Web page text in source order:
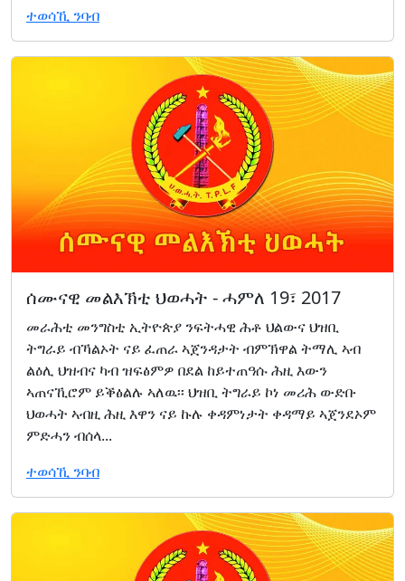
ተወሳኺ ንባብ
ሰሙናዊ መልእኽቲ ህወሓት - ሓምለ 19፣ 2017
መራሕቲ መንግስቲ ኢትዮጵያ ንፍትሓዊ ሕቶ ህልውና ህዝቢ
ትግራይ ብኻልኦት ናይ ፈጠራ ኣጀንዳታት ብምኽዋል ትማሊ ኣብ
ልዕሊ ህዝብና ካብ ዝፍፅምዎ በደል ከይተጠዓሱ ሕዚ እውን
ኣጠናኺሮም ይቕፅልሉ ኣለዉ፡፡ ህዝቢ ትግራይ ኮነ መሪሕ ውድቡ
ህወሓት ኣብዚ ሕዚ እዋን ናይ ኩሉ ቀዳምነታት ቀዳማይ ኣጀንደኦም
ምድሓን ብሰላ...
ተወሳኺ ንባብ